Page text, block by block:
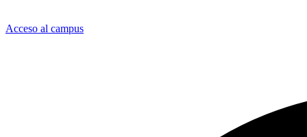
Acceso al campus